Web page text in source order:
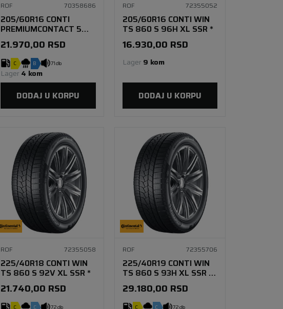
ROF 70358686
205/60R16 CONTI
PREMIUMCONTACT 5
96V XL SSR *
21.970,00 RSD
C B 71 db
Lager 4 kom
DODAJ U KORPU
ROF 72355052
205/60R16 CONTI WIN
TS 860 S 96H XL SSR *
16.930,00 RSD
Lager 9 kom
DODAJ U KORPU
ROF 72355058
225/40R18 CONTI WIN
TS 860 S 92V XL SSR *
21.740,00 RSD
C C 72 db
ROF 72355706
225/40R19 CONTI WIN
TS 860 S 93H XL SSR *
FR
29.180,00 RSD
C C 72 db